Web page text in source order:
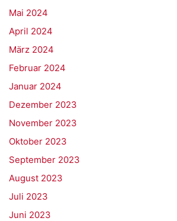
Mai 2024
April 2024
März 2024
Februar 2024
Januar 2024
Dezember 2023
November 2023
Oktober 2023
September 2023
August 2023
Juli 2023
Juni 2023